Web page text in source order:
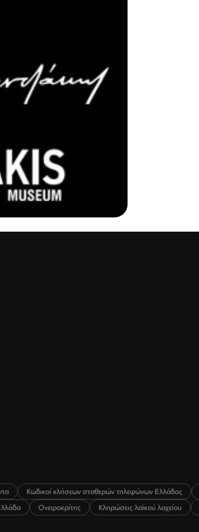
Κωδικοί κλήσεων σταθερών τηλεφώνων Ελλάδος
Ονειροκρίτης Κληρώσεις λαϊκού λαχείου